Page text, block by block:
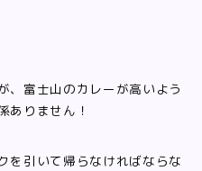
、富士山のカレーが高いよう
ありません！
を引いて帰らなければならな